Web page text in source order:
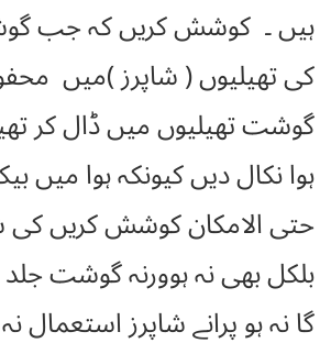
ہیں ۔ کوشش کریں کہ جب
کی تھیلیوں ( شاپرز )میں
گوشت تھیلیوں میں ڈال کر
ہوا نکال دیں کیونکہ ہوا میں
حتی الامکان کوشش کریں کی
بلکل بھی نہ ہوورنہ گوشت
گا نہ ہو پرانے شاپرز استعمال